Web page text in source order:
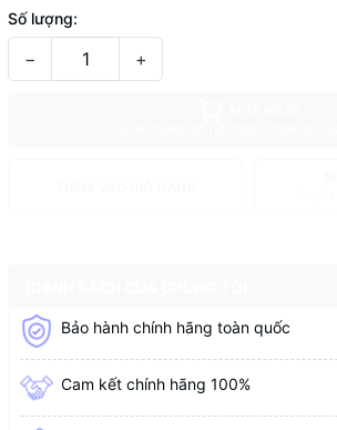
Số lượng:
− +
Bảo hành chính hãng toàn quốc
Cam kết chính hãng 100%